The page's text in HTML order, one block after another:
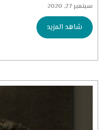
سبتمبر 27, 2020
شاهد المزيد